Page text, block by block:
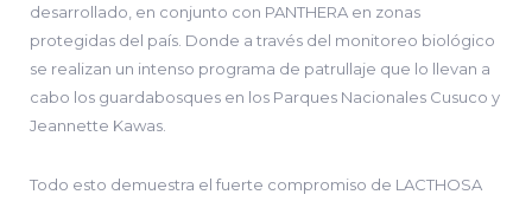
desarrollado, en conjunto con PANTHERA en zonas
protegidas del país. Donde a través del monitoreo biológico
se realizan un intenso programa de patrullaje que lo llevan a
cabo los guardabosques en los Parques Nacionales Cusuco y
Jeannette Kawas.
Todo esto demuestra el fuerte compromiso de LACTHOSA